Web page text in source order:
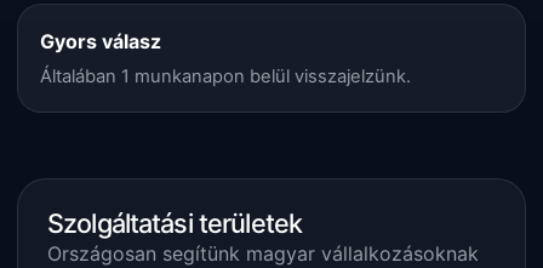
Gyors válasz
Általában 1 munkanapon belül visszajelzünk.
Szolgáltatási területek
Országosan segítünk magyar vállalkozásoknak